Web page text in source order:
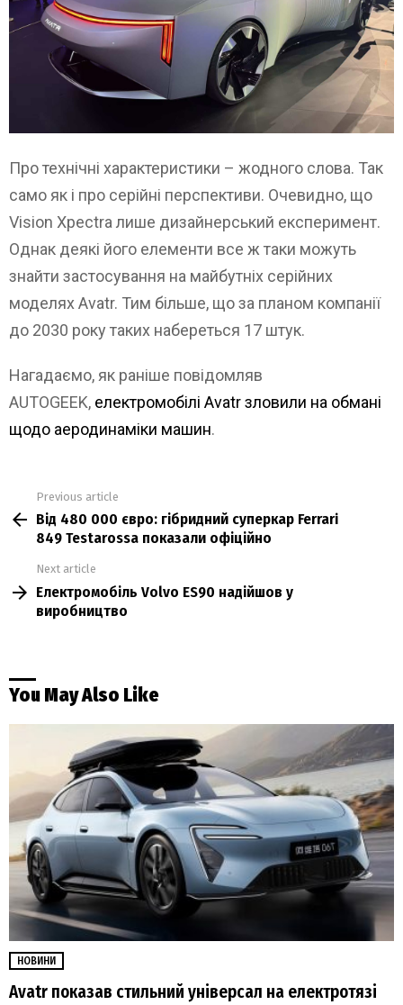
Про технічні характеристики – жодного слова. Так
само як і про серійні перспективи. Очевидно, що
Vision Xpectra лише дизайнерський експеримент.
Однак деякі його елементи все ж таки можуть
знайти застосування на майбутніх серійних
моделях Avatr. Тим більше, що за планом компанії
до 2030 року таких набереться 17 штук.
Нагадаємо, як раніше повідомляв
AUTOGEEK, електромобілі Avatr зловили на обмані
щодо аеродинаміки машин.
more
Previous article
Від 480 000 євро: гібридний суперкар Ferrari
849 Testarossa показали офіційно
Next article
Електромобіль Volvo ES90 надійшов у
виробництво
You May Also Like
НОВИНИ
Avatr показав стильний універсал на електротязі